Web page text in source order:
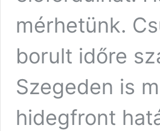
mérhetünk.
borult időre
Szegeden is
hidegfront